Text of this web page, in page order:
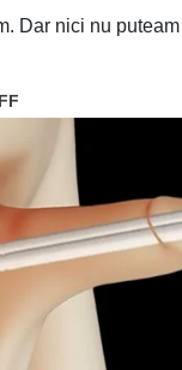
Dar nici nu